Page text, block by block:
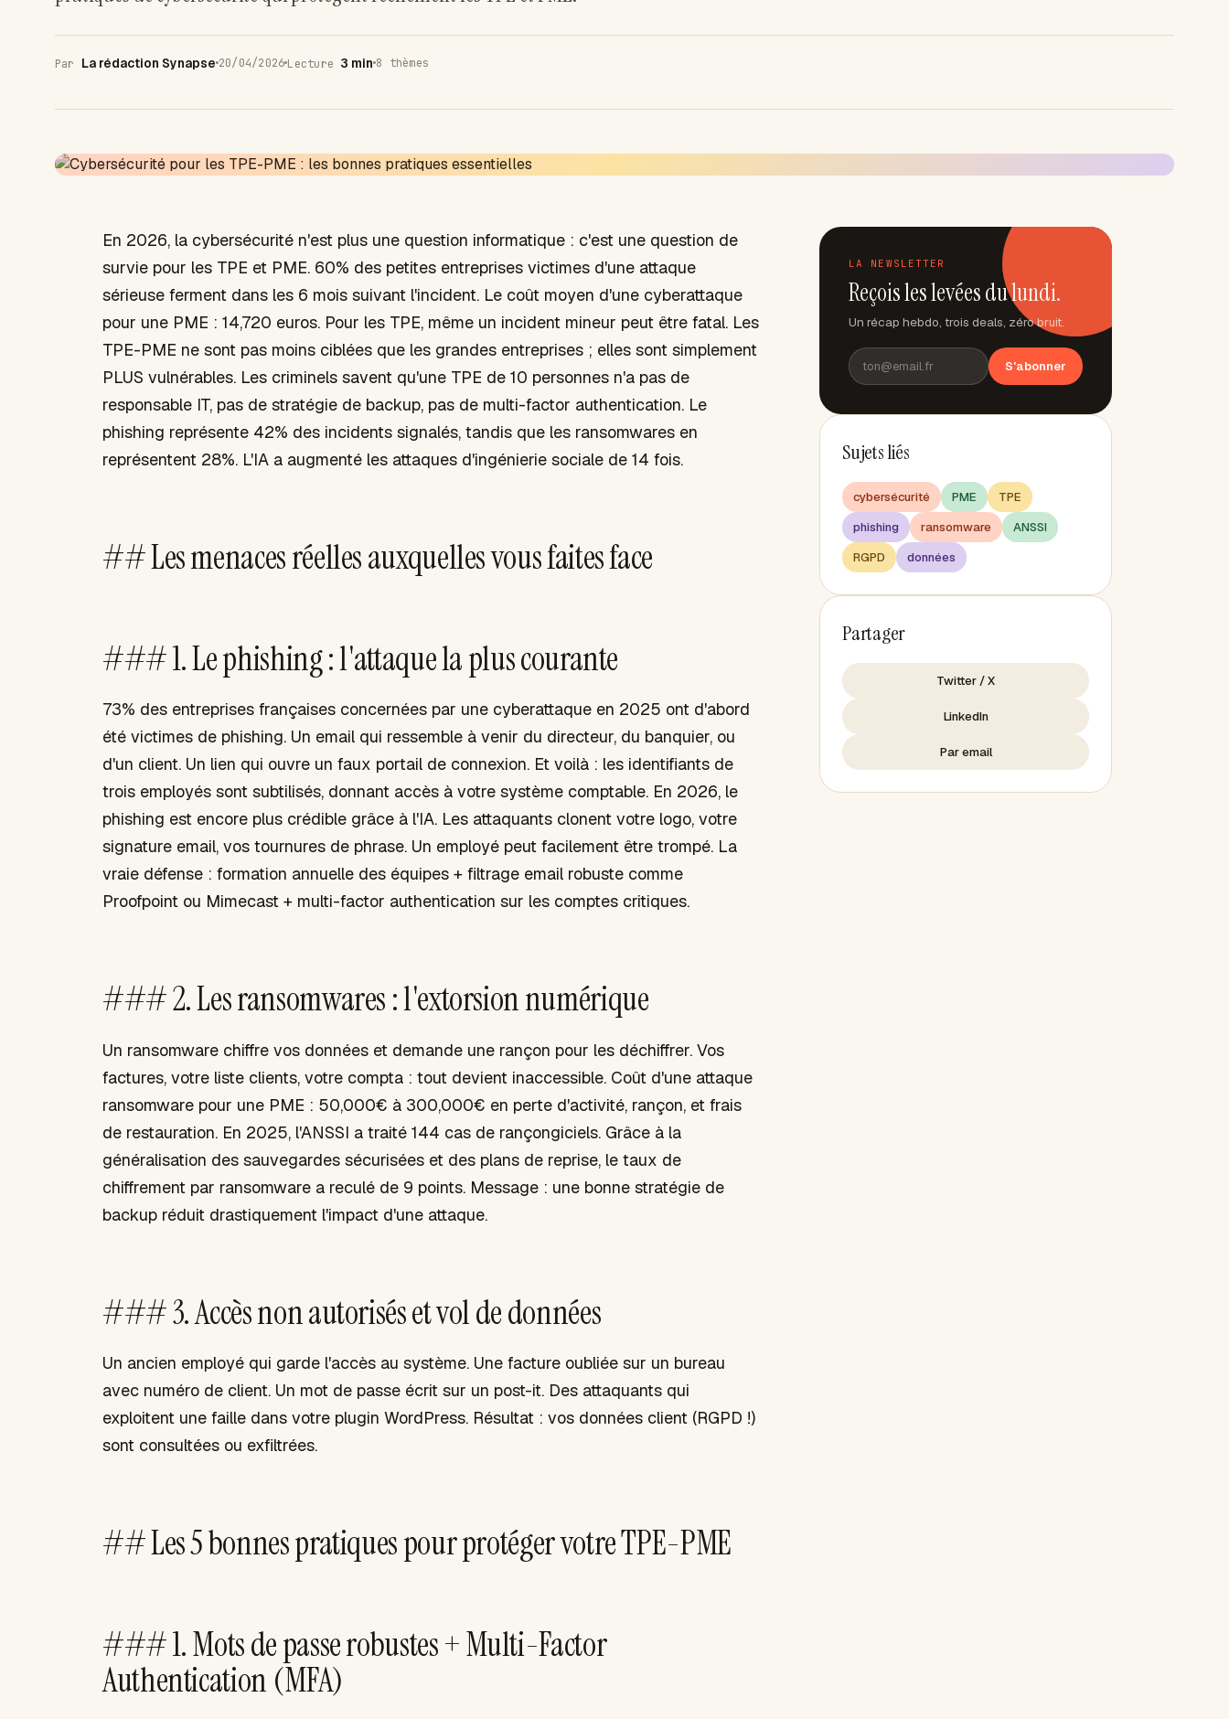
Par La rédaction Synapse 20/04/2026 Lecture 3 min 8 thèmes
En 2026, la cybersécurité n'est plus une question informatique : c'est une question de
survie pour les TPE et PME. 60% des petites entreprises victimes d'une attaque
sérieuse ferment dans les 6 mois suivant l'incident. Le coût moyen d'une cyberattaque
pour une PME : 14,720 euros. Pour les TPE, même un incident mineur peut être fatal. Les
TPE-PME ne sont pas moins ciblées que les grandes entreprises ; elles sont simplement
PLUS vulnérables. Les criminels savent qu'une TPE de 10 personnes n'a pas de
responsable IT, pas de stratégie de backup, pas de multi-factor authentication. Le
phishing représente 42% des incidents signalés, tandis que les ransomwares en
représentent 28%. L'IA a augmenté les attaques d'ingénierie sociale de 14 fois.
## Les menaces réelles auxquelles vous faites face
### 1. Le phishing : l'attaque la plus courante
73% des entreprises françaises concernées par une cyberattaque en 2025 ont d'abord
été victimes de phishing. Un email qui ressemble à venir du directeur, du banquier, ou
d'un client. Un lien qui ouvre un faux portail de connexion. Et voilà : les identifiants de
trois employés sont subtilisés, donnant accès à votre système comptable. En 2026, le
phishing est encore plus crédible grâce à l'IA. Les attaquants clonent votre logo, votre
signature email, vos tournures de phrase. Un employé peut facilement être trompé. La
vraie défense : formation annuelle des équipes + filtrage email robuste comme
Proofpoint ou Mimecast + multi-factor authentication sur les comptes critiques.
### 2. Les ransomwares : l'extorsion numérique
Un ransomware chiffre vos données et demande une rançon pour les déchiffrer. Vos
factures, votre liste clients, votre compta : tout devient inaccessible. Coût d'une attaque
ransomware pour une PME : 50,000€ à 300,000€ en perte d'activité, rançon, et frais
de restauration. En 2025, l'ANSSI a traité 144 cas de rançongiciels. Grâce à la
généralisation des sauvegardes sécurisées et des plans de reprise, le taux de
chiffrement par ransomware a reculé de 9 points. Message : une bonne stratégie de
backup réduit drastiquement l'impact d'une attaque.
### 3. Accès non autorisés et vol de données
Un ancien employé qui garde l'accès au système. Une facture oubliée sur un bureau
avec numéro de client. Un mot de passe écrit sur un post-it. Des attaquants qui
exploitent une faille dans votre plugin WordPress. Résultat : vos données client (RGPD !)
sont consultées ou exfiltrées.
## Les 5 bonnes pratiques pour protéger votre TPE-PME
### 1. Mots de passe robustes + Multi-Factor
Authentication (MFA)
LA NEWSLETTER
Reçois les levées du lundi.
Un récap hebdo, trois deals, zéro bruit.
S'abonner
Sujets liés
cybersécurité PME
TPE
phishing
ransomware
ANSSI
RGPD
données
Partager
Twitter / X
LinkedIn
Par email